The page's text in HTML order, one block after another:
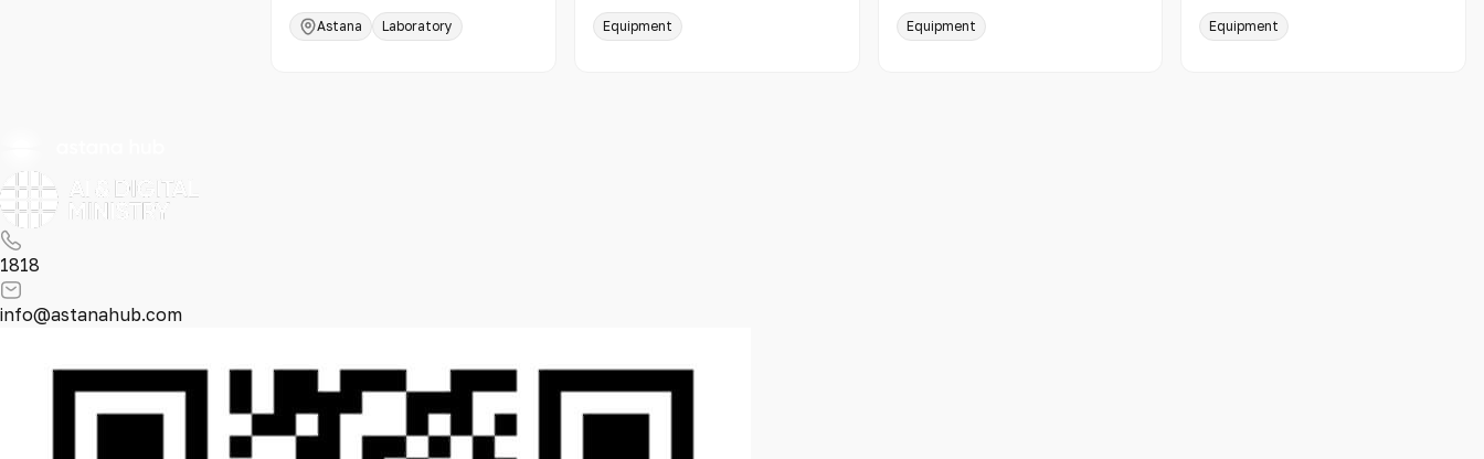
"Национальный научный
медицинский центр"
Astana Laboratory Equipment
1,6 м TOR CTD30/16
Equipment
Рентгеновский
дифрактометр Rigaku
Equipment
1818
info@astanahub.com